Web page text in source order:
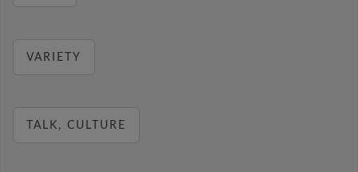
VARIETY
TALK, CULTURE